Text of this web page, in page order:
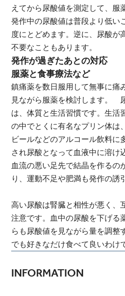
えてから尿酸値を測定して、服
発作中の尿酸値は普段より低い
度にとどめます。逆に、尿酸が
不要なこともあります。
発作が過ぎたあとの対応
服薬と食事療法など
鎮痛薬を数日服用して無事に痛
見ながら服薬を検討します。
は、体質と生活習慣です。生活
の中でとくに有名なプリン体は
ビールなどのアルコール飲料に
され尿酸となって血液中に溶け
血流の悪い足先で結晶を作るの
り、運動不足や肥満も発作の誘
高い尿酸は腎臓と相性が悪く、
注意です。血中の尿酸を下げる
らも尿酸値を見ながら量を調整
でも好きなだけ食べて良いわけ
INFORMATION